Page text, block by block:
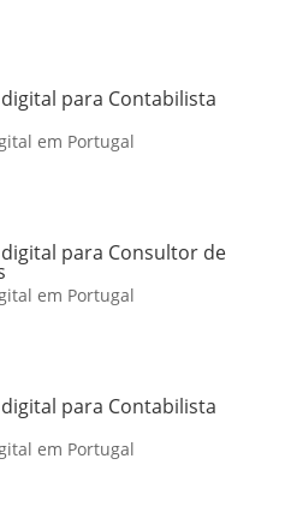
para Contabilista
em Portugal
para Consultor de
em Portugal
para Contabilista
em Portugal